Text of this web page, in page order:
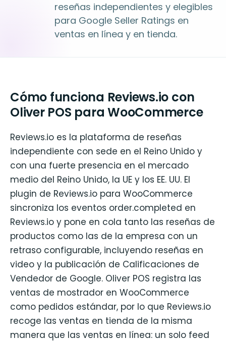
reseñas independientes y elegibles
para Google Seller Ratings en
ventas en línea y en tienda.
Cómo funciona Reviews.io con
Oliver POS para WooCommerce
Reviews.io es la plataforma de reseñas
independiente con sede en el Reino Unido y
con una fuerte presencia en el mercado
medio del Reino Unido, la UE y los EE. UU. El
plugin de Reviews.io para WooCommerce
sincroniza los eventos order.completed en
Reviews.io y pone en cola tanto las reseñas de
productos como las de la empresa con un
retraso configurable, incluyendo reseñas en
video y la publicación de Calificaciones de
Vendedor de Google. Oliver POS registra las
ventas de mostrador en WooCommerce
como pedidos estándar, por lo que Reviews.io
recoge las ventas en tienda de la misma
manera que las ventas en línea: un solo feed